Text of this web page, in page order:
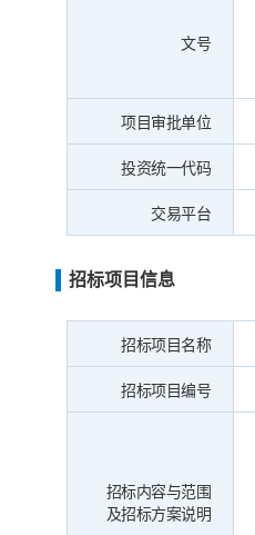
文号
项目审批单位
投资统一代码
交易平台
招标项目信息
招标项目名称
招标项目编号
招标内容与范围
及招标方案说明